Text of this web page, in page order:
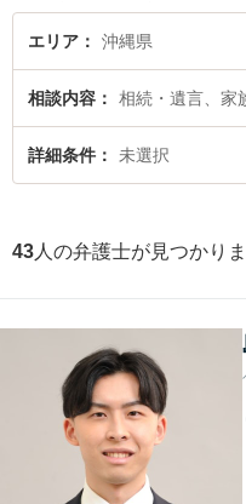
続・遺言に関係する家族間の相続
な分野での絞り込み検索もでき便
用、強みなどが注目されています
相続トラブルのトラブルを今すぐ
ブルのトラブル解決の実績豊富な
エリア 沖縄県
相談内容 相続・遺言、家
詳細条件 未選択
43 人の弁護士が見つかり